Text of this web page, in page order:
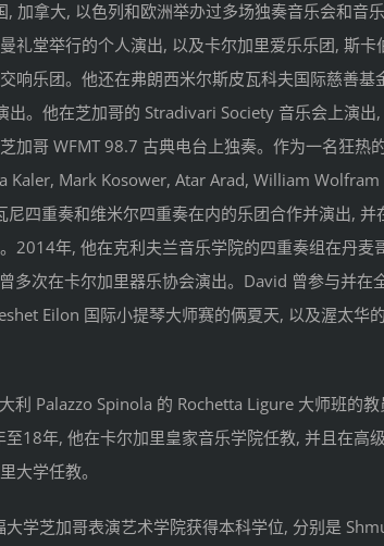
, 加拿大, 以色列和欧洲举办过多场独奏音乐会和音
礼堂举行的个人演出, 以及卡尔加里爱乐乐团, 斯
响乐团。他还在弗朗西米尔斯皮瓦科夫国际慈善基
出。他在芝加哥的 Stradivari Society 音乐会上演出
加哥 WFMT 98.7 古典电台上独奏。作为一名狂热
Kaler, Mark Kosower, Atar Arad, William
尼四重奏和维米尔四重奏在内的乐团合作并演出,
2014年, 他在克利夫兰音乐学院的四重奏组在丹麦
多次在卡尔加里器乐协会演出。David 曾参与并
Eilon 国际小提琴大师赛的俩夏天, 以及渥太华
利 Palazzo Spinola 的 Rochetta Ligure 大师班的
18年, 他在卡尔加里皇家音乐学院任教, 并且在高
大学任教。
学芝加哥表演艺术学院获得本科学位, 分别是